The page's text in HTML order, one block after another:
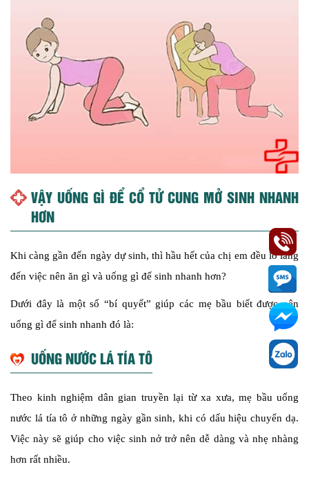
VẬY UỐNG GÌ ĐỂ CỔ TỬ CUNG MỞ SINH NHANH
HƠN
Khi càng gần đến ngày dự sinh, thì hầu hết của chị em đều lo lắng
đến việc nên ăn gì và uống gì để sinh nhanh hơn?
Dưới đây là một số “bí quyết” giúp các mẹ bầu biết được nên
uống gì để sinh nhanh đó là:
UỐNG NƯỚC LÁ TÍA TÔ
Theo kinh nghiệm dân gian truyền lại từ xa xưa, mẹ bầu uống
nước lá tía tô ở những ngày gần sinh, khi có dấu hiệu chuyển dạ.
Việc này sẽ giúp cho việc sinh nở trở nên dễ dàng và nhẹ nhàng
hơn rất nhiều.